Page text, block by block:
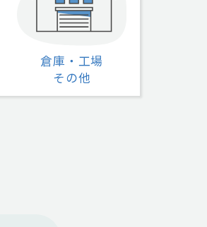
倉庫・工場
その他